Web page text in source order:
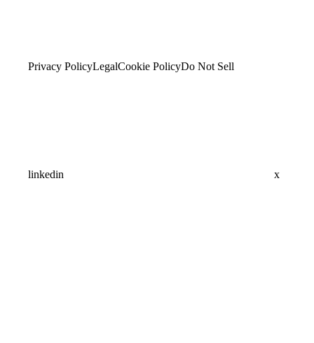
Privacy PolicyLegalCookie PolicyDo Not Sell
linkedin x